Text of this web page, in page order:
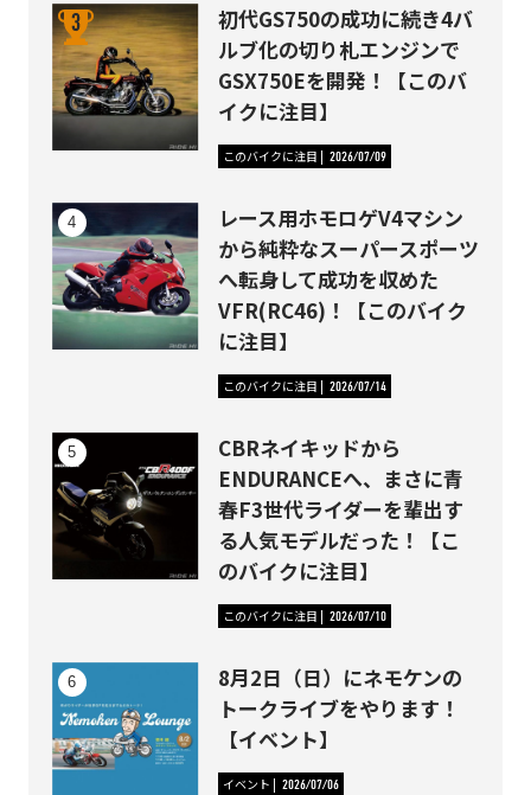
初代GS750の成功に続き4バ
ルブ化の切り札エンジンで
GSX750Eを開発！【このバ
イクに注目】
このバイクに注目 2026/07/09
レース用ホモロゲV4マシン
から純粋なスーパースポーツ
へ転身して成功を収めた
VFR(RC46)！【このバイク
に注目】
このバイクに注目 2026/07/14
CBRネイキッドから
ENDURANCEへ、まさに青
春F3世代ライダーを輩出す
る人気モデルだった！【こ
のバイクに注目】
このバイクに注目 2026/07/10
8月2日（日）にネモケンの
トークライブをやります！
【イベント】
イベント 2026/07/06